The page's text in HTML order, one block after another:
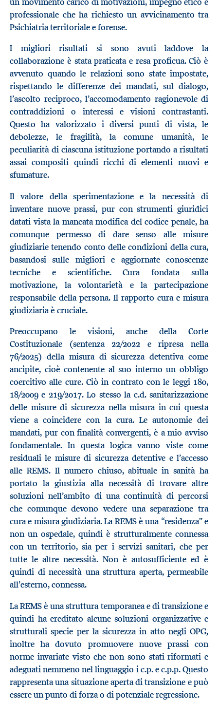
professionale che ha richiesto un avvicinamento tra
Psichiatria territoriale e forense.
I migliori risultati si sono avuti laddove la
collaborazione è stata praticata e resa proficua. Ciò è
avvenuto quando le relazioni sono state impostate,
rispettando le differenze dei mandati, sul dialogo,
l’ascolto reciproco, l’accomodamento ragionevole di
contraddizioni o interessi e visioni contrastanti.
Questo ha valorizzato i diversi punti di vista, le
debolezze, le fragilità, la comune umanità, le
peculiarità di ciascuna istituzione portando a risultati
assai compositi quindi ricchi di elementi nuovi e
sfumature.
Il valore della sperimentazione e la necessità di
inventare nuove prassi, pur con strumenti giuridici
datati vista la mancata modifica del codice penale, ha
comunque permesso di dare senso alle misure
giudiziarie tenendo conto delle condizioni della cura,
basandosi sulle migliori e aggiornate conoscenze
tecniche e scientifiche. Cura fondata sulla
motivazione, la volontarietà e la partecipazione
responsabile della persona. Il rapporto cura e misura
giudiziaria è cruciale.
Preoccupano le visioni, anche della Corte
Costituzionale (sentenza 22/2022 e ripresa nella
76/2025) della misura di sicurezza detentiva come
ancipite, cioè contenente al suo interno un obbligo
coercitivo alle cure. Ciò in contrato con le leggi 180,
18/2009 e 219/2017. Lo stesso la c.d. sanitarizzazione
delle misure di sicurezza nella misura in cui questa
viene a coincidere con la cura. Le autonomie dei
mandati, pur con finalità convergenti, è a mio avviso
fondamentale. In questa logica vanno viste come
residuali le misure di sicurezza detentive e l’accesso
alle REMS. Il numero chiuso, abituale in sanità ha
portato la giustizia alla necessità di trovare altre
soluzioni nell’ambito di una continuità di percorsi
che comunque devono vedere una separazione tra
cura e misura giudiziaria. La REMS è una “residenza” e
non un ospedale, quindi è strutturalmente connessa
con un territorio, sia per i servizi sanitari, che per
tutte le altre necessità. Non è autosufficiente ed è
quindi di necessità una struttura aperta, permeabile
all’esterno, connessa.
La REMS è una struttura temporanea e di transizione e
quindi ha ereditato alcune soluzioni organizzative e
strutturali specie per la sicurezza in atto negli OPG,
inoltre ha dovuto promuovere nuove prassi con
norme invariate visto che non sono stati riformati e
adeguati nemmeno nel linguaggio i c.p. e c.p.p. Questo
rappresenta una situazione aperta di transizione e può
essere un punto di forza o di potenziale regressione.